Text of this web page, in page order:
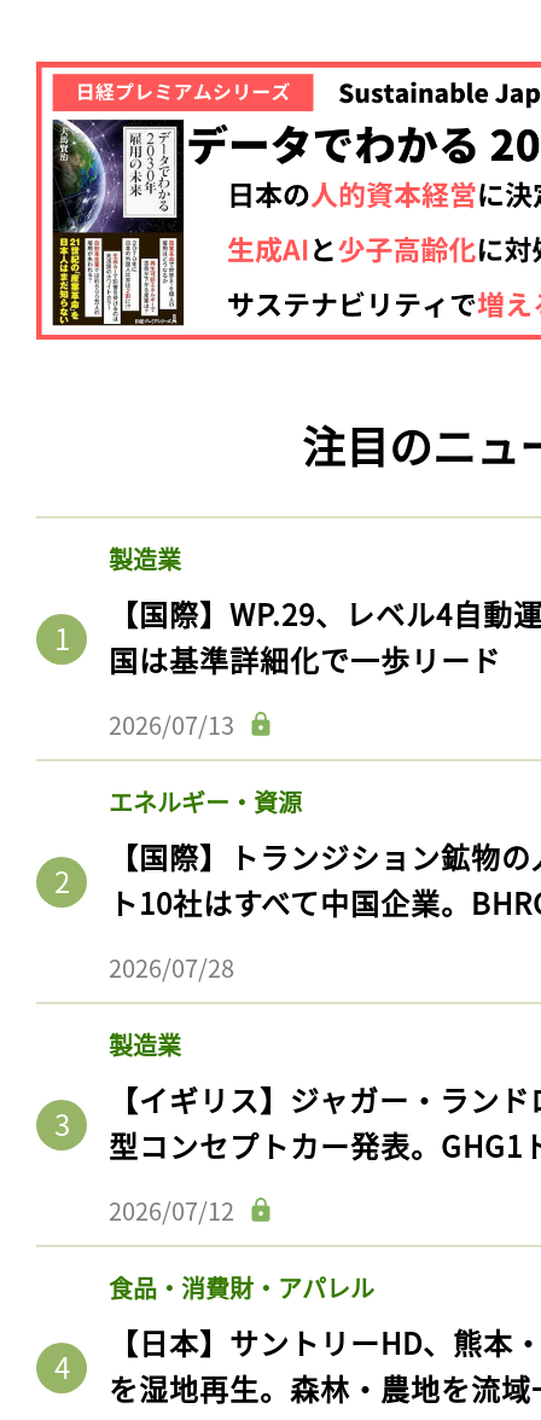
注目のニュ
製造業
【国際】WP.29、レベル4自動
国は基準詳細化で一歩リード
2026/07/13
エネルギー・資源
【国際】トランジション鉱物
ト10社はすべて中国企業。
2026/07/28
製造業
【イギリス】ジャガー・ラン
型コンセプトカー発表。GHG1
2026/07/12
食品・消費財・アパレル
【日本】サントリーHD、熊本
を湿地再生。森林・農地を流